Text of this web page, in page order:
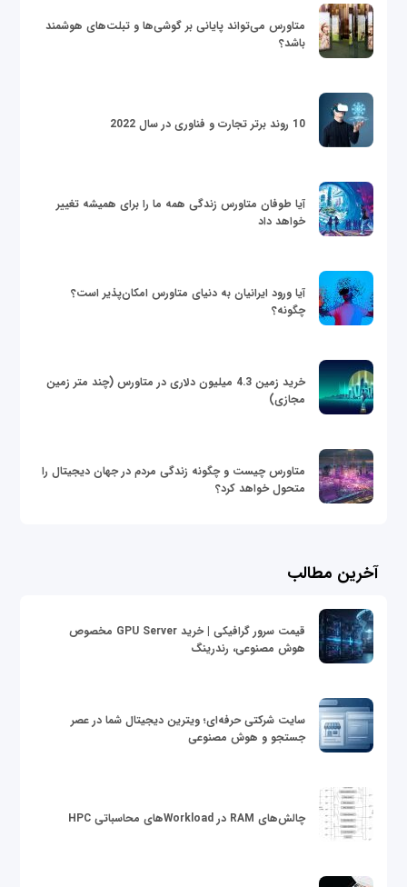
متاورس می‌تواند پایانی بر گوشی‌ها و تبلت‌های هوشمند
باشد؟
10 روند برتر تجارت و فناوری در سال 2022
آیا طوفان متاورس زندگی همه ما را برای همیشه تغییر
خواهد داد
آیا ورود ایرانیان به دنیای متاورس امکان‌پذیر است؟
چگونه؟
خرید زمین 4.3 میلیون دلاری در متاورس (چند متر زمین
مجازی)
متاورس چیست و چگونه زندگی مردم در جهان دیجیتال را
متحول خواهد کرد؟
آخرین مطالب
قیمت سرور گرافیکی | خرید GPU Server مخصوص
هوش مصنوعی، رندرینگ
سایت شرکتی حرفه‌ای؛ ویترین دیجیتال شما در عصر
جستجو و هوش مصنوعی
چالش‌های RAM در Workloadهای محاسباتی HPC